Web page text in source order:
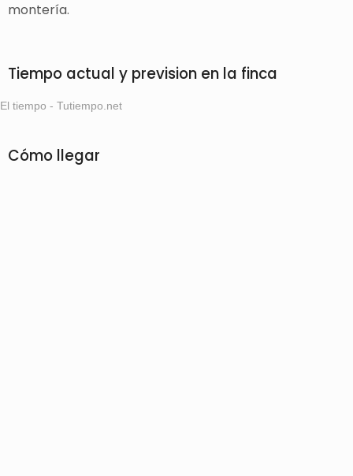
montería.
Tiempo actual y prevision en la finca
El tiempo - Tutiempo.net
Cómo llegar